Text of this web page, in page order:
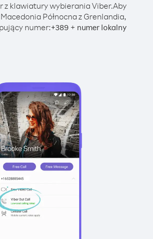
z klawiatury wybierania Viber.Aby
Północna z Grenlandia,
numer:+389 + numer lokalny